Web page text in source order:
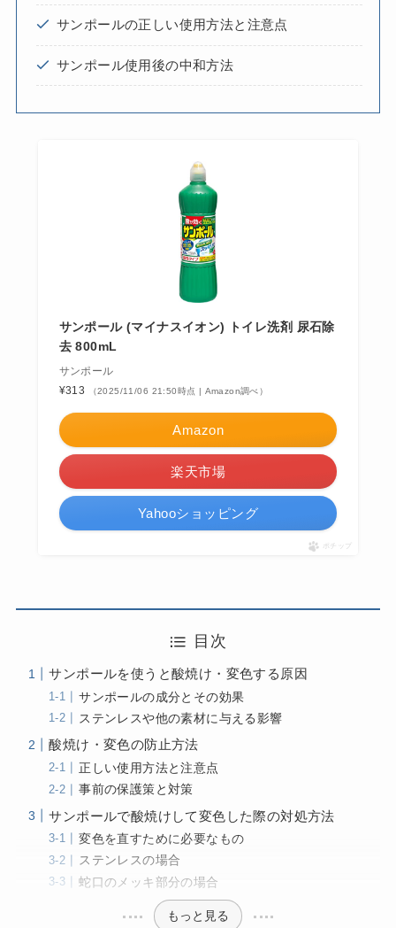
サンポールの正しい使用方法と注意点
サンポール使用後の中和方法
サンポール (マイナスイオン) トイレ洗剤 尿石除
去 800mL
サンポール
¥313
（2025/11/06 21:50時点 | Amazon調べ）
Amazon
楽天市場
Yahooショッピング
ポチップ
目次
サンポールを使うと酸焼け・変色する原因
サンポールの成分とその効果
ステンレスや他の素材に与える影響
酸焼け・変色の防止方法
正しい使用方法と注意点
事前の保護策と対策
サンポールで酸焼けして変色した際の対処方法
変色を直すために必要なもの
ステンレスの場合
蛇口のメッキ部分の場合
もっと見る